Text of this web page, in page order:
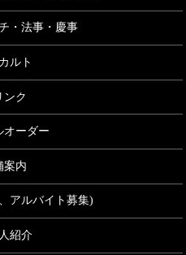
・法事・慶事
ルト
ンク
オーダー
案内
アルバイト募集)
紹介